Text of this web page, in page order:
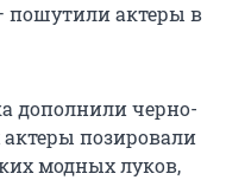
пошутили актеры в
дополнили черно-
актеры позировали
модных луков,